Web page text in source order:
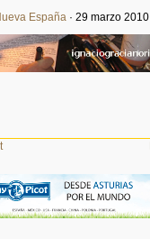
España · 29 marzo 2010